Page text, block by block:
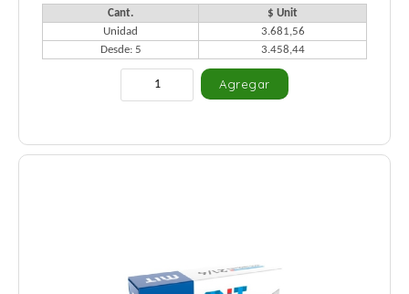
Cant.
$ Unit
Unidad
3.681,56
Desde: 5
3.458,44